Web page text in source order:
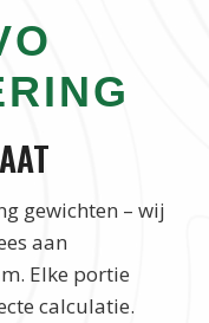
gewichten – wij
aan
Elke portie
calculatie.